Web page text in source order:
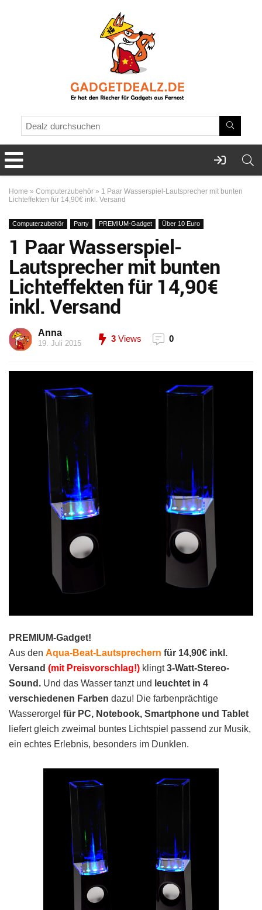
Home » Computerzubehör » 1 Paar Wasserspiel-Lautsprecher mit bunten
Lichteffekten für 14,90€ inkl. Versand
Computerzubehör Party PREMIUM-Gadget Über 10 Euro
1 Paar Wasserspiel-
Lautsprecher mit bunten
Lichteffekten für 14,90€
inkl. Versand
Anna
19. Juli 2015 3 Views 0
PREMIUM-Gadget!
Aus den Aqua-Beat-Lautsprechern für 14,90€ inkl.
Versand (mit Preisvorschlag!) klingt3-Watt-Stereo-
Sound. Und das Wasser tanzt und leuchtet in 4
verschiedenen Farben dazu! Die farbenprächtige
Wasserorgel für PC, Notebook, Smartphone und Tablet
liefert gleich zweimal buntes Lichtspiel passend zur Musik,
ein echtes Erlebnis, besonders im Dunklen.